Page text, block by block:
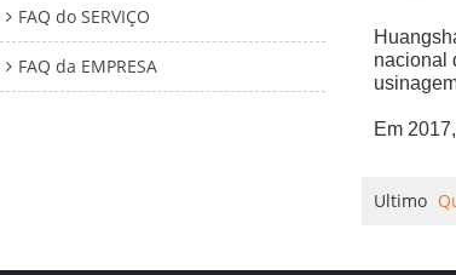
FAQ do SERVIÇO
FAQ da EMPRESA
nacional
Em
Ultimo